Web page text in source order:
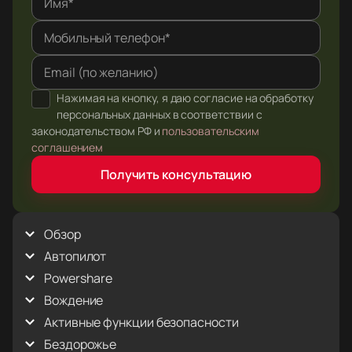
Обзор
Внешний вид
Голосовые команды
Интерьер
пользователя
Автопилот
Full Self-Driving (Supervised)
Автоматическая парковка
Автопилот: Ограничения и предупреждения
Контроль светофоров и знаков СТОП
Powershare
Powershare Home Backup
Розетки в грузовом отсеке
Вождение
Антипробуксовочная система
Запуск и выключение питания
Активные функции безопасности
Ассистент контроля скорости
Бездорожье
Мобильный телефон*
Email (по желанию)
Нажимая на кнопку, я даю согласие на обработку
персональных данных в соответствии с
законодательством РФ и пользовательским
соглашением
Получить консультацию